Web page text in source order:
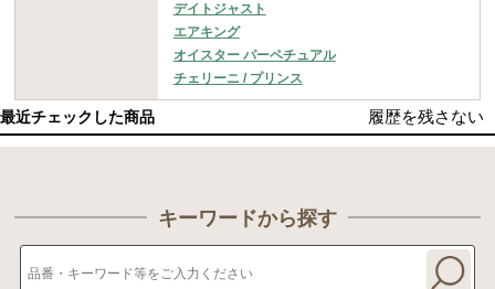
デイトジャスト
エアキング
オイスター パーペチュアル
チェリーニ / プリンス
最近チェックした商品 履歴を残さない
キーワードから探す